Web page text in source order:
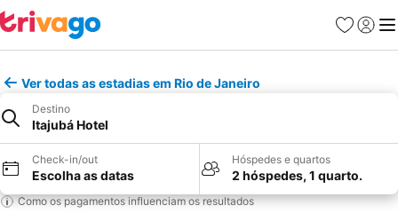
Favoritos
Iniciar
Ver todas as estadias em Rio de Janeiro
Destino
Itajubá Hotel
Check-in/out
Escolha as datas
Hóspedes e quartos
2 hóspedes, 1 quarto.
Como os pagamentos influenciam os resultados